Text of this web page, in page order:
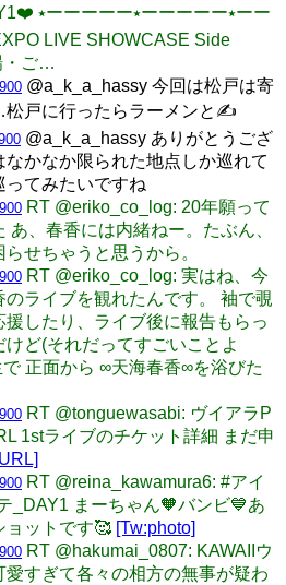
⭑ーーーーー⭑ーーーーー⭑ーー
LIVE SHOWCASE Side
・ご…
@a_k_a_hassy 今回は松戸は寄
戸に行ったらラーメンと✍️
@a_k_a_hassy ありがとうござ
かなか限られた地点しか巡れて
ってみたいですね
RT @eriko_co_log: 20年願って
あ、春香には内緒ねー。たぶん、
せちゃうと思うから。
RT @eriko_co_log: 実はね、今
のライブを観れたんです。 袖で覗
したり、ライブ後に報告もらっ
ど(それだってすごいことよ
正面から ∞天海春香∞を浴びた
RT @tonguewasabi: ヴイアラP
1stライブのチケット詳細 まだ申
RT @reina_kawamura6: #アイ
_DAY1 まーちゃん🧡バンビ💙あ
ョットです🥰 [Tw:photo]
RT @hakumai_0807: KAWAIIウ
愛すぎて各々の相方の無事が疑わ